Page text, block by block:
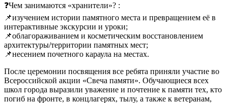
❓Чем занимаются «хранители»? :
📌изучением истории памятного места и превращением её в
интерактивные экскурсии и уроки;
📌облагораживанием и косметическим восстановлением
архитектуры/территории памятных мест;
📌несением почетного караула на местах.
После церемонии посвящения все ребята приняли участие во
Всероссийской акции «Свеча памяти». Обучающиеся всех
школ города выразили уважение и почтение к памяти тех, кто
погиб на фронте, в концлагерях, тылу, а также к ветеранам,